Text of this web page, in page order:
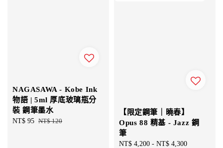
NAGASAWA - Kobe Ink
物語 | 5ml 厚底玻璃瓶分
裝 鋼筆墨水
Sale
NT$ 95 Regular
NT$ 120
【限定鋼筆｜曉春】
Opus 88 精基 - Jazz 鋼
筆
Regular
NT$ 4,200 - NT$ 4,300